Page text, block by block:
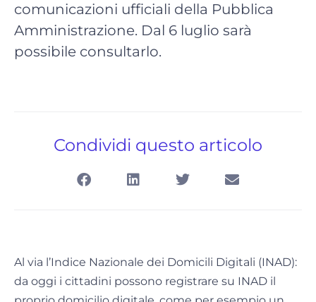
comunicazioni ufficiali della Pubblica
Amministrazione. Dal 6 luglio sarà
possibile consultarlo.
Condividi questo articolo
Al via l’Indice Nazionale dei Domicili Digitali (INAD):
da oggi i cittadini possono registrare su INAD il